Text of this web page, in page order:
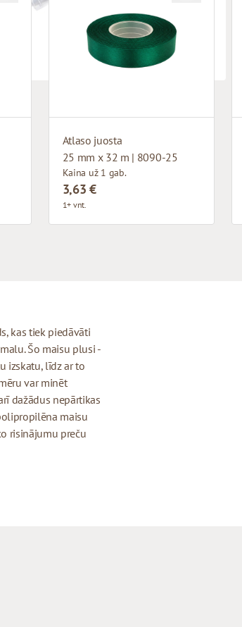
Atlaso juosta
25 mm x 32 m | 8090-25
Kaina už 1 gab.
3,63 €
1+ vnt.
kas tiek piedāvāti
Šo maisu plusi -
izskatu, līdz ar to
var minēt
dažādus nepārtikas
maisu
risinājumu preču